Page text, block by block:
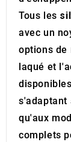
Tous les
avec un
options de
laqué et
s'adaptant
qu'aux
complets